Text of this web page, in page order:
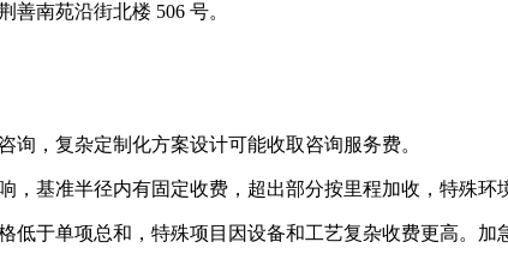
南苑沿街北楼 506 号。
，复杂定制化方案设计可能收取咨询服务费。
基准半径内有固定收费，超出部分按里程加收，特殊环
于单项总和，特殊项目因设备和工艺复杂收费更高。加